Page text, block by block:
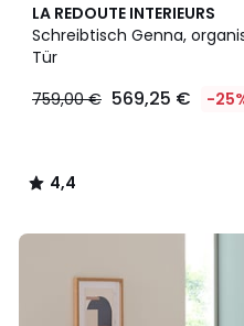
LA REDOUTE INTERIEURS
Schreibtisch Genna,
Tür
759,00 € 569,25 € -
4,4
/ 5
2
Farben
4,4
/